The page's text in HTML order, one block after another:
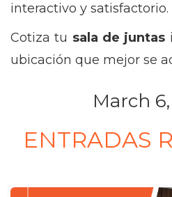
interactivo y satisfactorio.
Cotiza tu sala de juntas
ubicación que mejor se
March
ENTRADAS